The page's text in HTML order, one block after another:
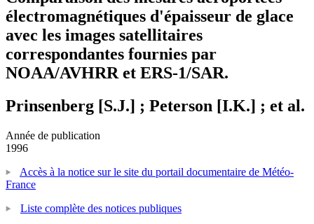
électromagnétiques d'épaisseur de glace
avec les images satellitaires
correspondantes fournies par
NOAA/AVHRR et ERS-1/SAR.
Prinsenberg [S.J.] ; Peterson [I.K.] ; et al.
Année de publication
1996
Accès à la notice sur le site du portail documentaire de Météo-
France
Liste complète des notices publiques